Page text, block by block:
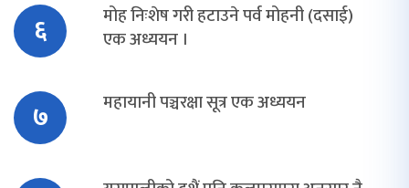
६
मोह निःशेष गरी हटाउने पर्व मोहनी (दसाई)
एक अध्ययन ।
७ महायानी पञ्चरक्षा सूत्र एक अध्ययन